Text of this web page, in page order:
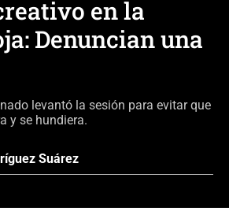
en la
Denuncian una
levantó la sesión para evitar que
y se hundiera.
Suárez